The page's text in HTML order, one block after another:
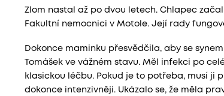
Zlom nastal až po dvou letech. Chlapec
Fakultní nemocnici v Motole. Její rady
Dokonce maminku přesvědčila, aby se
Tomášek ve vážném stavu. Měl infekci po
klasickou léčbu. Pokud je to potřeba, musí ji
dokonce intenzivněji. Ukázalo se, že měla